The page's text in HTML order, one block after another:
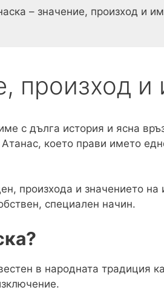
– значение, произход и
произход
с дълга история и ясна
което прави името
произхода и значението на
специален начин.
в народната традиция